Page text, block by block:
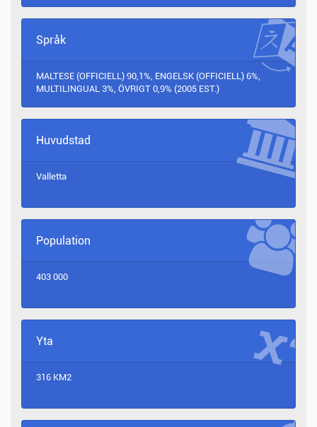
Språk
MALTESE (OFFICIELL) 90,1%, ENGELSK (OFFICIELL) 6%,
MULTILINGUAL 3%, ÖVRIGT 0,9% (2005 EST.)
Huvudstad
Valletta
Population
403 000
Yta
316 KM2